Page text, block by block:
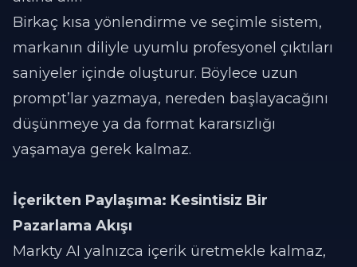
Birkaç kısa yönlendirme ve seçimle sistem,
markanın diliyle uyumlu profesyonel çıktıları
saniyeler içinde oluşturur. Böylece uzun
prompt’lar yazmaya, nereden başlayacağını
düşünmeye ya da format kararsızlığı
yaşamaya gerek kalmaz.
İçerikten Paylaşıma: Kesintisiz Bir
Pazarlama Akışı
Markty AI yalnızca içerik üretmekle kalmaz,